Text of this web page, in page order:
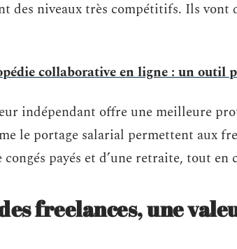
des niveaux très compétitifs. Ils vont
collaborative en ligne : un outil
indépendant offre une meilleure
le portage salarial permettent aux
payés et d’une retraite, tout
freelances, une